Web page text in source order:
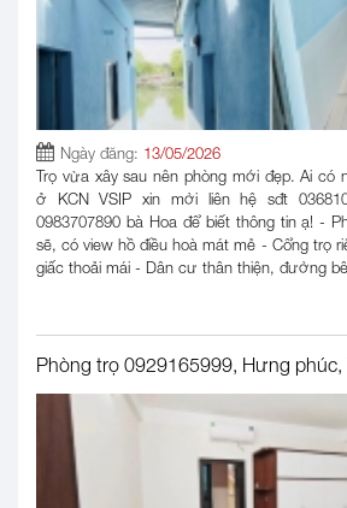
Ngày đăng: 13/05/2026
Trọ vừa xây sau nên phòng mới đẹp. Ai có
ở KCN VSIP xin mời liên hệ sđt
0983707890 bà Hoa để biết thông tin ạ! -
sẽ, có view hồ điều hoà mát mẻ - Cổng trọ
giấc thoải mái - Dân cư thân thiện, đường
Phòng trọ 0929165999, Hưng phúc,